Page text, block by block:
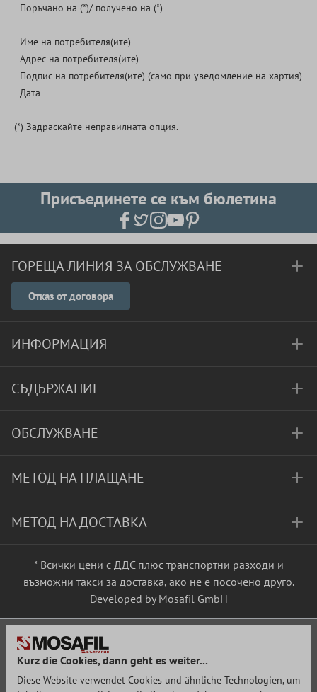
- Поръчано на (*)/ получено на (*)
- Име на потребителя(ите)
- Адрес на потребителя(ите)
- Подпис на потребителя(ите) (само при уведомление на хартия)
- Дата
(*) Задраскайте неправилната опция.
Присъединете се към бюлетина
ГОРЕЩА ЛИНИЯ ЗА ОБСЛУЖВАНЕ
Отказ от договора
ИНФОРМАЦИЯ
СЪДЪРЖАНИЕ
ОБСЛУЖВАНЕ
МЕТОД НА ПЛАЩАНЕ
МЕТОД НА ДОСТАВКА
* Всички цени с ДДС плюс транспортни разходи и
възможни такси за доставка, ако не е посочено друго.
Developed by Mosafil GmbH
Kurz die Cookies, dann geht es weiter...
Diese Website verwendet Cookies und ähnliche Technologien, um